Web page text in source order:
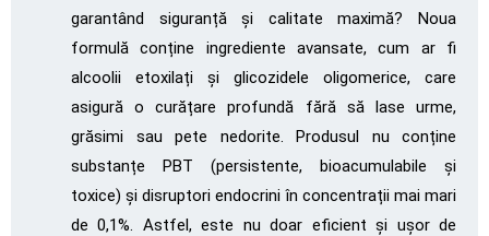
garantând siguranță și calitate maximă? Noua
formulă conține ingrediente avansate, cum ar fi
alcoolii etoxilați și glicozidele oligomerice, care
asigură o curățare profundă fără să lase urme,
grăsimi sau pete nedorite. Produsul nu conține
substanțe PBT (persistente, bioacumulabile și
toxice) și disruptori endocrini în concentrații mai mari
de 0,1%. Astfel, este nu doar eficient și ușor de